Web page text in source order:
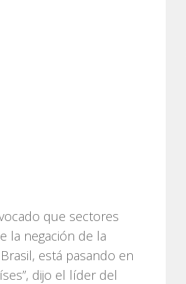
que sectores
la negación de la
está pasando en
dijo el líder del